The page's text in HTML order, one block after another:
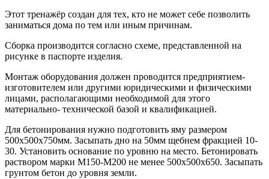
Этот тренажёр создан для тех, кто не может себе позволить
заниматься дома по тем или иным причинам.
Сборка производится согласно схеме, представленной на
рисунке в паспорте изделия.
Монтаж оборудования должен проводится предприятием-
изготовителем или другими юридическими и физическими
лицами, располагающими необходимой для этого
материально- технической базой и квалификацией.
Для бетонирования нужно подготовить яму размером
500х500х750мм. Засыпать дно на 50мм щебнем фракцией 10-
30. Установить основание по уровню на место. Бетонировать
раствором марки М150-М200 не менее 500х500х650. Засыпать
грунтом бетон до уровня земли.